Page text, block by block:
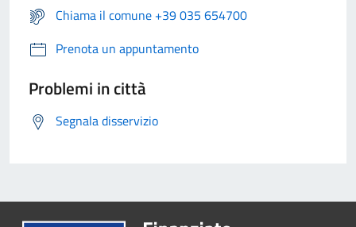
Chiama il comune +39 035 654700
Prenota un appuntamento
Problemi in città
Segnala disservizio